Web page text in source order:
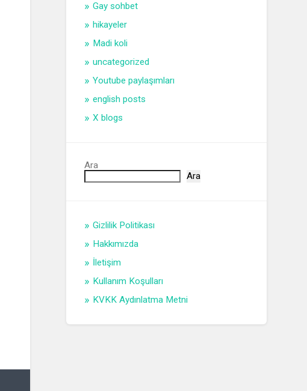
Gay sohbet
hikayeler
Madi koli
uncategorized
Youtube paylaşımları
english posts
X blogs
Ara
Ara
Gizlilik Politikası
Hakkımızda
İletişim
Kullanım Koşulları
KVKK Aydınlatma Metni